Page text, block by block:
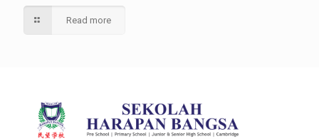
Read more